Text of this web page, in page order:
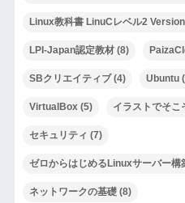
Linux教科書 LinuCレベル2
LPI-Japan認定教材(8)
SBクリエイティブ(4) Ubuntu
VirtualBox (5) イラストでそ
セキュリティ (7)
ゼロからはじめるLinuxサーバー構
ネットワークの基礎(8)